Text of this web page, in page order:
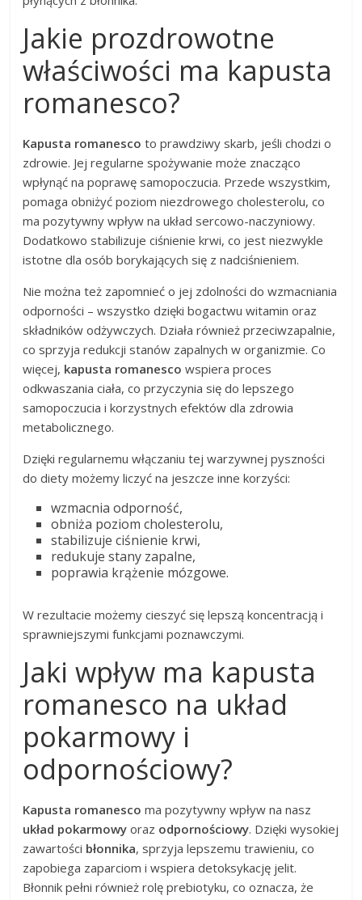
Jakie prozdrowotne
właściwości ma kapusta
romanesco?
Kapusta romanesco to prawdziwy skarb, jeśli chodzi o
zdrowie. Jej regularne spożywanie może znacząco
wpłynąć na poprawę samopoczucia. Przede wszystkim,
pomaga obniżyć poziom niezdrowego cholesterolu, co
ma pozytywny wpływ na układ sercowo-naczyniowy.
Dodatkowo stabilizuje ciśnienie krwi, co jest niezwykle
istotne dla osób borykających się z nadciśnieniem.
Nie można też zapomnieć o jej zdolności do wzmacniania
odporności – wszystko dzięki bogactwu witamin oraz
składników odżywczych. Działa również przeciwzapalnie,
co sprzyja redukcji stanów zapalnych w organizmie. Co
więcej, kapusta romanesco wspiera proces
odkwaszania ciała, co przyczynia się do lepszego
samopoczucia i korzystnych efektów dla zdrowia
metabolicznego.
Dzięki regularnemu włączaniu tej warzywnej pyszności
do diety możemy liczyć na jeszcze inne korzyści:
wzmacnia odporność,
obniża poziom cholesterolu,
stabilizuje ciśnienie krwi,
redukuje stany zapalne,
poprawia krążenie mózgowe.
W rezultacie możemy cieszyć się lepszą koncentracją i
sprawniejszymi funkcjami poznawczymi.
Jaki wpływ ma kapusta
romanesco na układ
pokarmowy i
odpornościowy?
Kapusta romanesco ma pozytywny wpływ na nasz
układ pokarmowy oraz odpornościowy. Dzięki wysokiej
zawartości błonnika, sprzyja lepszemu trawieniu, co
zapobiega zaparciom i wspiera detoksykację jelit.
Błonnik pełni również rolę prebiotyku, co oznacza, że